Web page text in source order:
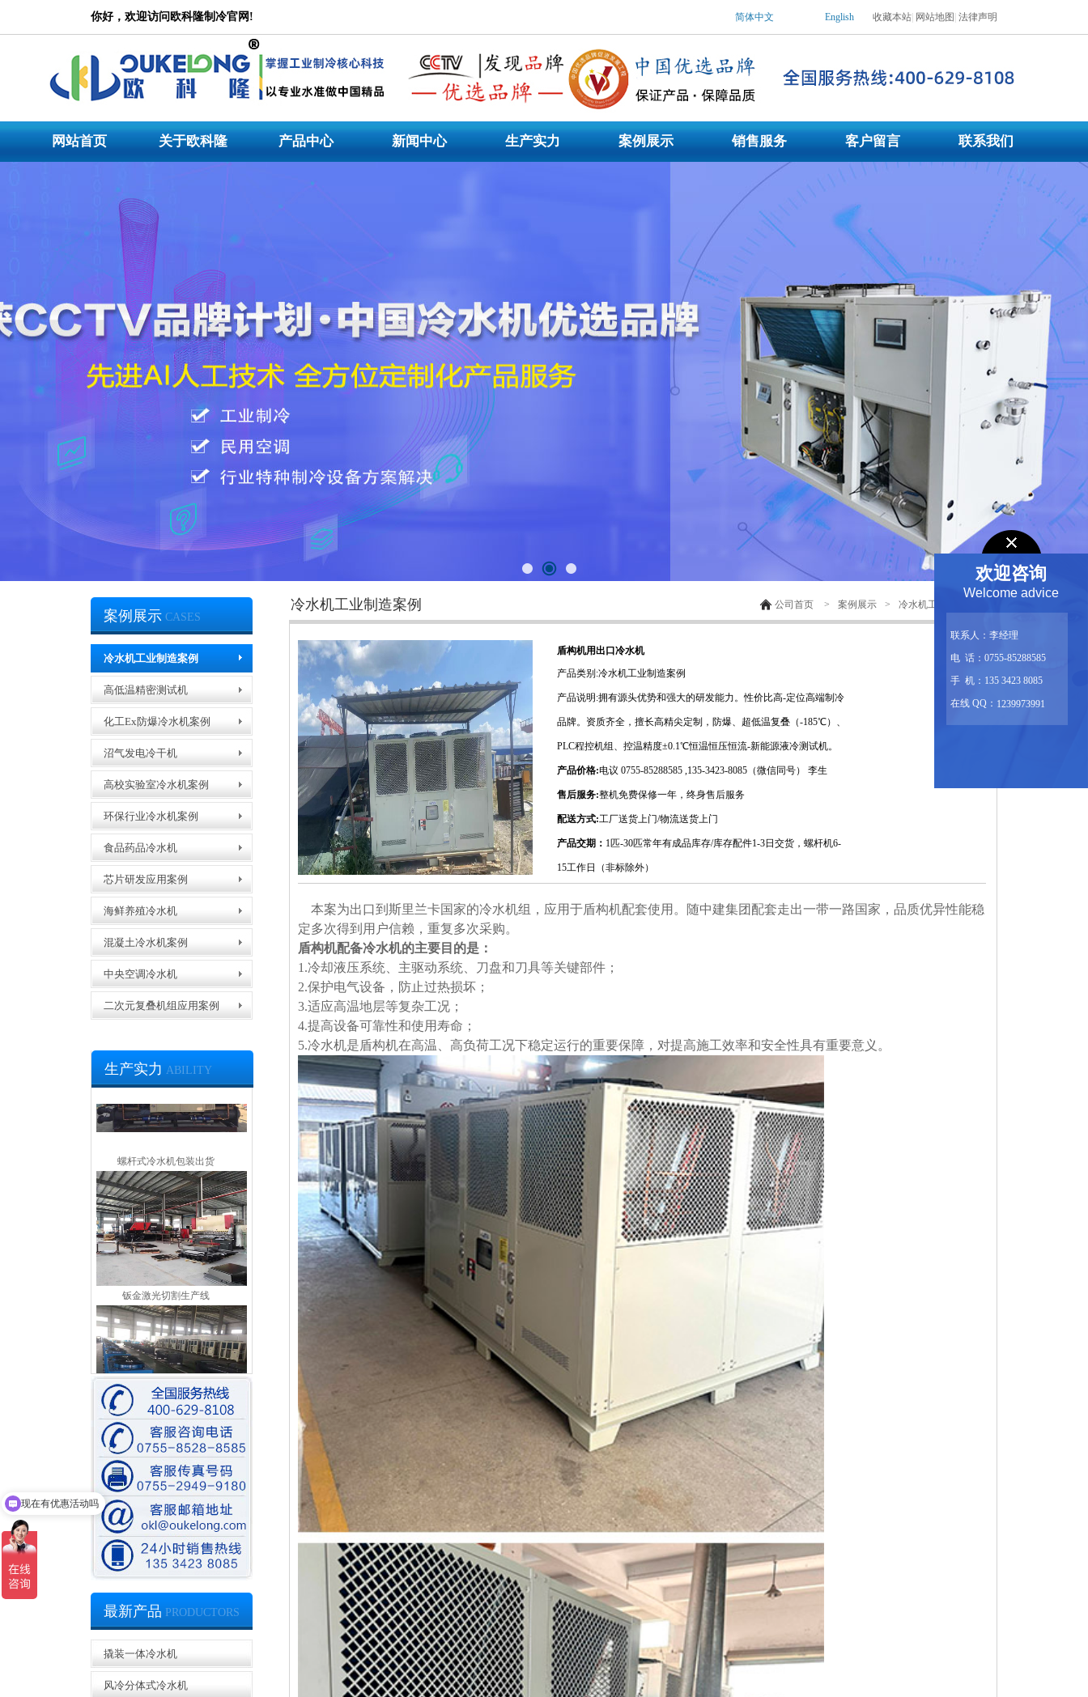
厂家专注于工业冷水机研发与生产行业领先品牌。公司主营:冷水机,
,螺杆式冷水机,风冷/水令式冷水机,低温冷水机,模温机等非标机型定制。
你好，欢迎访问欧科隆制冷官网! 简体中文 English 收藏本站 网站地图 法律声明
网站首页 关于欧科隆 产品中心 新闻中心 生产实力 案例展示 销售服务 客户留言 联系我们
案例展示 CASES
冷水机工业制造案例
高低温精密测试机
化工Ex防爆冷水机案例
沼气发电冷干机
高校实验室冷水机案例
环保行业冷水机案例
食品药品冷水机
芯片研发应用案例
海鲜养殖冷水机
混凝土冷水机案例
中央空调冷水机
二次元复叠机组应用案例
生产实力 ABILITY
冷凝器生产车间
钣金激光切割生产线
组装车间一角
比泽尔水冷螺杆机装配中
低温水冷螺杆式冷冻机
最新产品 PRODUCTORS
撬装一体冷水机
风冷分体式冷水机
冷水机工业制造案例 公司首页 > 案例展示 > 冷水机工业制造案例
盾构机用出口冷水机
产品类别:冷水机工业制造案例
产品说明:拥有源头优势和强大的研发能力。性价比高-定位高端制冷
品牌。资质齐全，擅长高精尖定制，防爆、超低温复叠（-185℃）、
PLC程控机组、控温精度±0.1℃恒温恒压恒流-新能源液冷测试机。
产品价格:电议 0755-85288585 ,135-3423-8085（微信同号） 李生
售后服务:整机免费保修一年，终身售后服务
配送方式:工厂送货上门/物流送货上门
产品交期： 1匹-30匹常年有成品库存/库存配件1-3日交货，螺杆机6-
15工作日（非标除外）
本案为出口到斯里兰卡国家的冷水机组，应用于盾构机配套使用。随中建集团配套走出一带一路国家，品质优异性能稳
定多次得到用户信赖，重复多次采购。
盾构机配备冷水机的主要目的是：
1.冷却液压系统、主驱动系统、刀盘和刀具等关键部件；
2.保护电气设备，防止过热损坏；
3.适应高温地层等复杂工况；
4.提高设备可靠性和使用寿命；
5.冷水机是盾构机在高温、高负荷工况下稳定运行的重要保障，对提高施工效率和安全性具有重要意义。
欢迎咨询
Welcome advice
联系人：李经理
电 话：0755-85288585
手 机：135 3423 8085
在线 QQ： 1239973991
可以介绍下你们的产品么